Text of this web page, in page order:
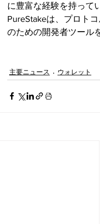
に豊富な経験を持って
PureStakeは、プロト
のための開発者ツール
主要ニュース ウォレット